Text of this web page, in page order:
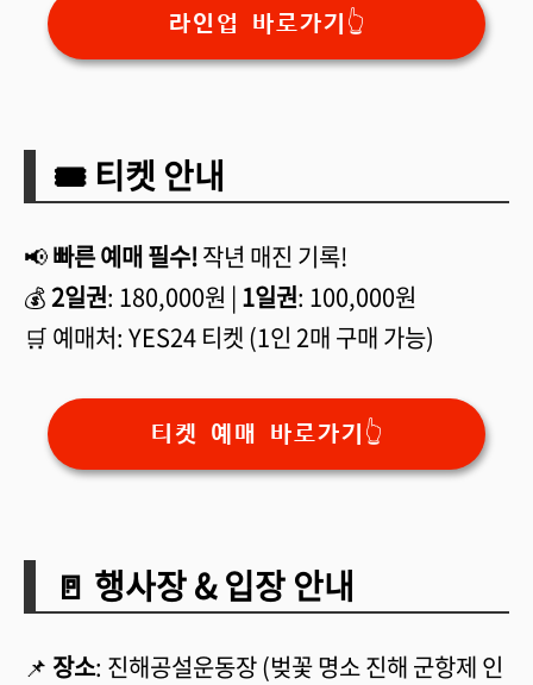
라인업 바로가기👆
🎟️ 티켓 안내
📢빠른 예매 필수!작년 매진 기록!
💰2일권: 180,000원 | 1일권: 100,000원
🛒 예매처: YES24 티켓 (1인 2매 구매 가능)
티켓 예매 바로가기👆
🚪 행사장 & 입장 안내
📌 장소: 진해공설운동장 (벚꽃 명소 진해 군항제 인